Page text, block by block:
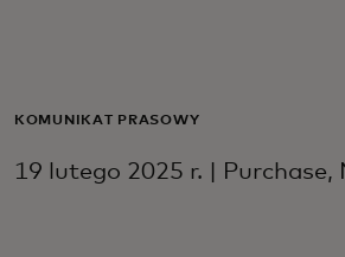
Dla firm
KOMUNIKAT PRASOWY
19 lutego 2025 r. | Purchase,